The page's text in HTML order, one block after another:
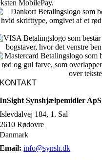
KONTAKT
InSight Synshjælpemidler ApS
Islevdalvej 184, 1. Sal
2610 Rødovre
Danmark
Email: info@synsh.dk